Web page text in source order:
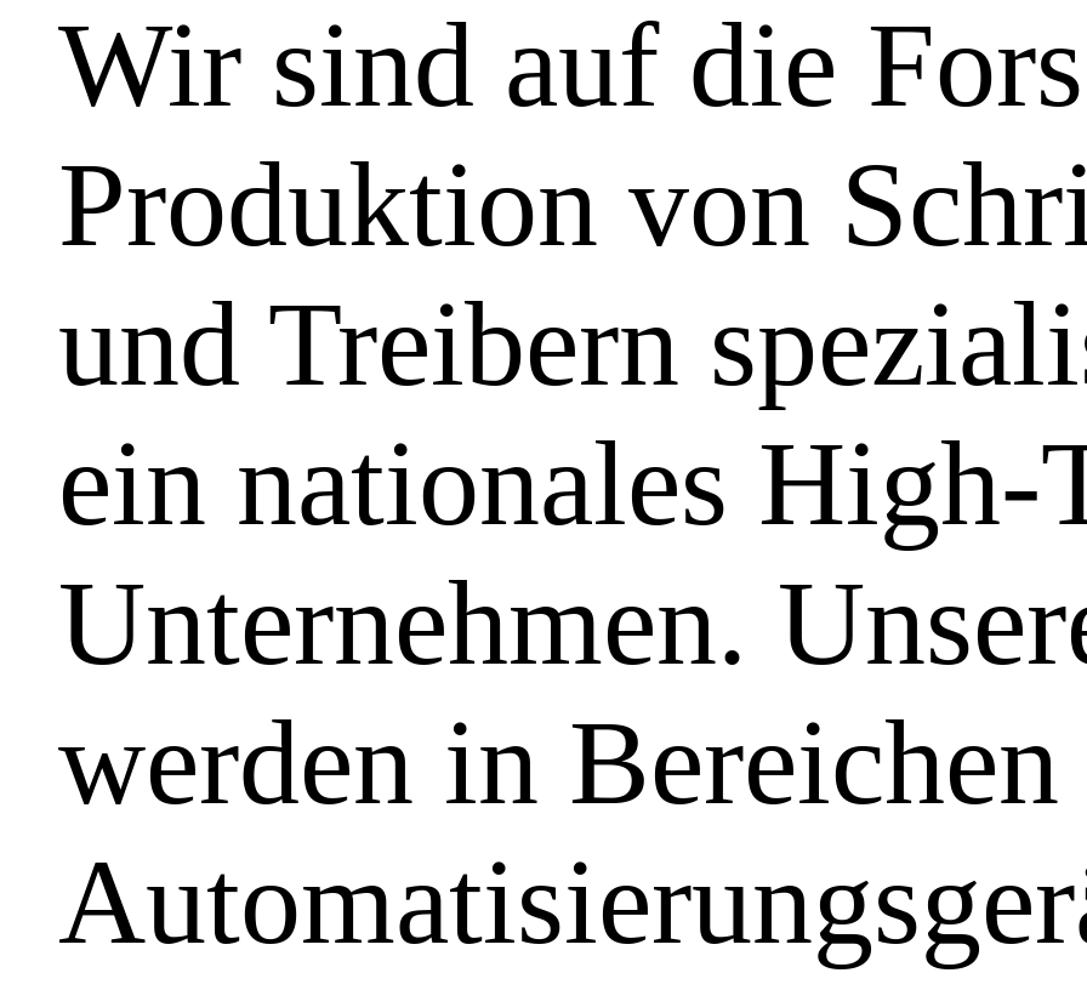
Wir sind auf die
Produktion von
und Treibern
ein nationales High-
Unternehmen.
werden in